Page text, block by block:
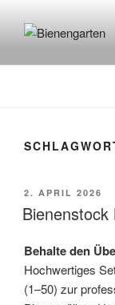
Inhalt
AM
2. APRIL 2026
Bienenstock
Behalte den
Hochwertiges
(1–50) zur